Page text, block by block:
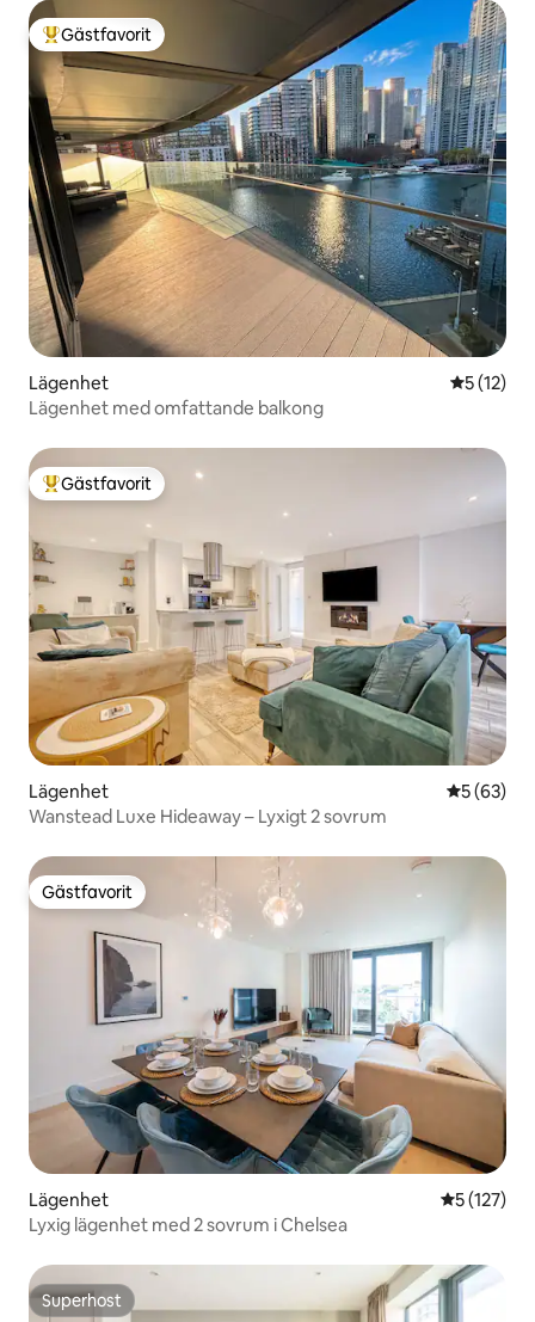
Populär gästfavorit
Gästfavorit
Lägenhet 5 av 5 i
5 (12)
Lägenhet med omfattande balkong
Populär gästfavorit
Gästfavorit
Lägenhet 5 av 5 i
5 (63)
Wanstead Luxe Hideaway – Lyxigt 2 sovrum
Gästfavorit
Gästfavorit
Lägenhet 5 av 5 i
5 (127)
Lyxig lägenhet med 2 sovrum i Chelsea
Superhost
Superhost